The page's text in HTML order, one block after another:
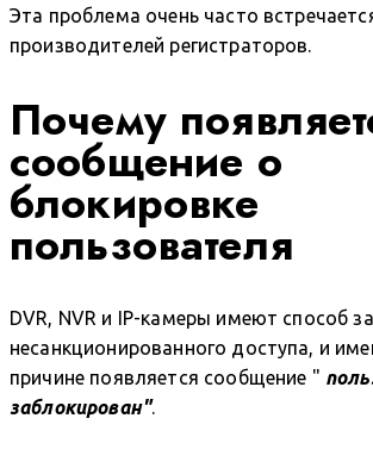
Эта проблема очень часто
производителей регистраторов.
Почему
сообщение о
блокировке
пользователя
DVR, NVR и IP-камеры имеют способ
несанкционированного доступа, и
причине появляется сообщение "
заблокирован".